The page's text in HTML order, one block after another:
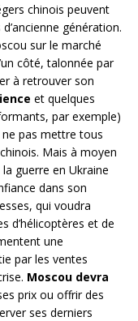
chinois peuvent
génération.
sur le marché
côté, talonnée par
à retrouver son
et quelques
par exemple)
pas mettre tous
Mais à moyen
guerre en Ukraine
dans son
qui voudra
d’hélicoptères et de
une
par les ventes
Moscou devra
prix ou offrir des
ses derniers